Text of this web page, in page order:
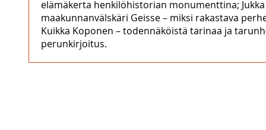
the
images
gallery
elämäkerta henkilöhistorian monumenttina;
maakunnanvälskäri Geisse – miksi rakastava
Kuikka Koponen – todennäköistä tarinaa ja
perunkirjoitus.